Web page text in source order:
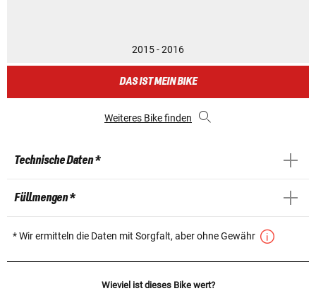
2015 - 2016
DAS IST MEIN BIKE
Weiteres Bike finden
Technische Daten *
Füllmengen *
* Wir ermitteln die Daten mit Sorgfalt, aber ohne Gewähr
Wieviel ist dieses Bike wert?